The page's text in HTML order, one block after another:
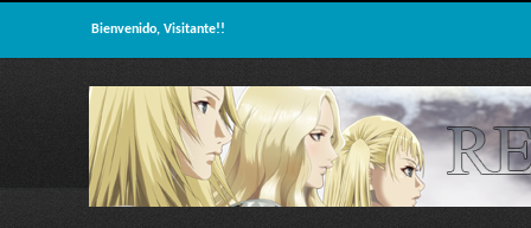
Bienvenido, Visitante!!